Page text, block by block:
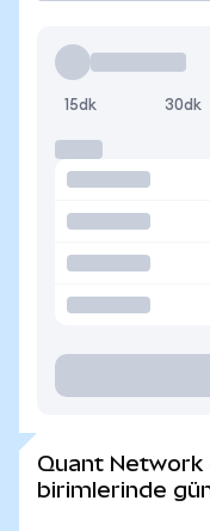
15dk 30dk
Quant Network
birimlerinde